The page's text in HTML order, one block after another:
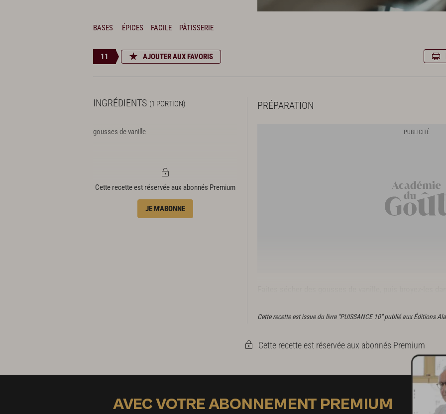
BASES ÉPICES FACILE PÂTISSERIE
11 AJOUTER AUX FAVORIS
INGRÉDIENTS (1 PORTION)
gousses de vanille
Cette recette est réservée aux abonnés Premium
JE M'ABONNE
PRÉPARATION
Cette recette est issue du livre "PUISSANCE 10" publié aux Éditions
Cette recette est réservée aux abonnés Premium
AVEC VOTRE ABONNEMENT PREMIUM